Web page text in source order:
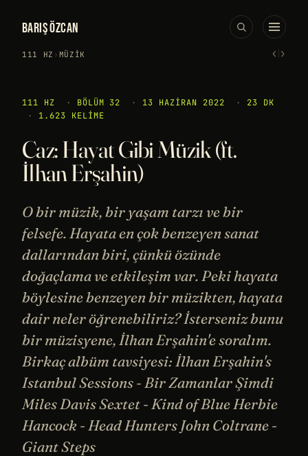
BARIŞ ÖZCAN
111 HZ › MÜZIK ‹›
111 HZ · BÖLÜM 32 · 13 HAZIRAN 2022 ·
23 DK
·
1.623 KELIME
Caz: Hayat Gibi Müzik (ft.
İlhan Erşahin)
O bir müzik, bir yaşam tarzı ve bir
felsefe. Hayata en çok benzeyen sanat
dallarından biri, çünkü özünde
doğaçlama ve etkileşim var. Peki hayata
böylesine benzeyen bir müzikten, hayata
dair neler öğrenebiliriz? İsterseniz bunu
bir müzisyene, İlhan Erşahin'e soralım.
Birkaç albüm tavsiyesi: İlhan Erşahin's
Istanbul Sessions - Bir Zamanlar Şimdi
Miles Davis Sextet - Kind of Blue Herbie
Hancock - Head Hunters John Coltrane -
Giant Steps